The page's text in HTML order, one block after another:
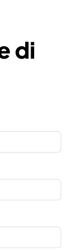
di